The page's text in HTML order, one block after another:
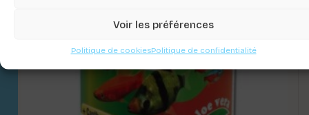
Voir les préférences
Politique de cookiesPolitique de confidentialité